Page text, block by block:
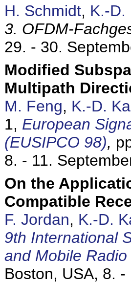
H. Schmidt, K.-D.
3. OFDM-
29. - 30.
Modified
Multipath
M. Feng, K.-D.
1, European
(EUSIPCO 98),
8. - 11.
On the
Compatible
F. Jordan, K.-D.
9th International
and Mobile
Boston, USA, 8. -